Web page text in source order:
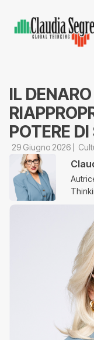
IL
POTERE
29 Giugno 2026